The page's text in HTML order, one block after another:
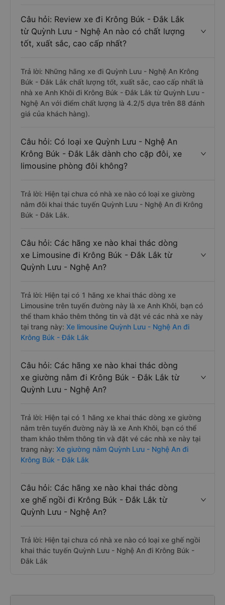
Câu hỏi: Review xe đi Krông Búk - Đắk Lắk
từ Quỳnh Lưu - Nghệ An nào có chất lượng
tốt, xuất sắc, cao cấp nhất?
Trả lời: Những hãng xe đi Quỳnh Lưu - Nghệ An Krông
Búk - Đắk Lắk chất lượng tốt, xuất sắc, cao cấp nhất là
nhà xe Anh Khôi đi Krông Búk - Đắk Lắk từ Quỳnh Lưu -
Nghệ An với điểm chất lượng là 4.2/5 dựa trên 88 đánh
giá của khách hàng).
Câu hỏi: Có loại xe Quỳnh Lưu - Nghệ An
Krông Búk - Đắk Lắk dành cho cặp đôi, xe
limousine phòng đôi không?
Trả lời: Hiện tại chưa có nhà xe nào có loại xe giường
nằm đôi khai thác tuyến Quỳnh Lưu - Nghệ An đi Krông
Búk - Đắk Lắk.
Câu hỏi: Các hãng xe nào khai thác dòng
xe Limousine đi Krông Búk - Đắk Lắk từ
Quỳnh Lưu - Nghệ An?
Trả lời: Hiện tại có 1 hãng xe khai thác dòng xe
Limousine trên tuyến đường này là xe Anh Khôi, bạn có
thể tham khảo thêm thông tin và đặt vé các nhà xe này
tại trang này: Xe limousine Quỳnh Lưu - Nghệ An đi
Krông Búk - Đắk Lắk
Câu hỏi: Các hãng xe nào khai thác dòng
xe giường nằm đi Krông Búk - Đắk Lắk từ
Quỳnh Lưu - Nghệ An?
Trả lời: Hiện tại có 1 hãng xe khai thác dòng xe giường
nằm trên tuyến đường này là xe Anh Khôi, bạn có thể
tham khảo thêm thông tin và đặt vé các nhà xe này tại
trang này: Xe giường nằm Quỳnh Lưu - Nghệ An đi
Krông Búk - Đắk Lắk
Câu hỏi: Các hãng xe nào khai thác dòng
xe ghế ngồi đi Krông Búk - Đắk Lắk từ
Quỳnh Lưu - Nghệ An?
Trả lời: Hiện tại chưa có nhà xe nào có loại xe ghế ngồi
khai thác tuyến Quỳnh Lưu - Nghệ An đi Krông Búk -
Đắk Lắk